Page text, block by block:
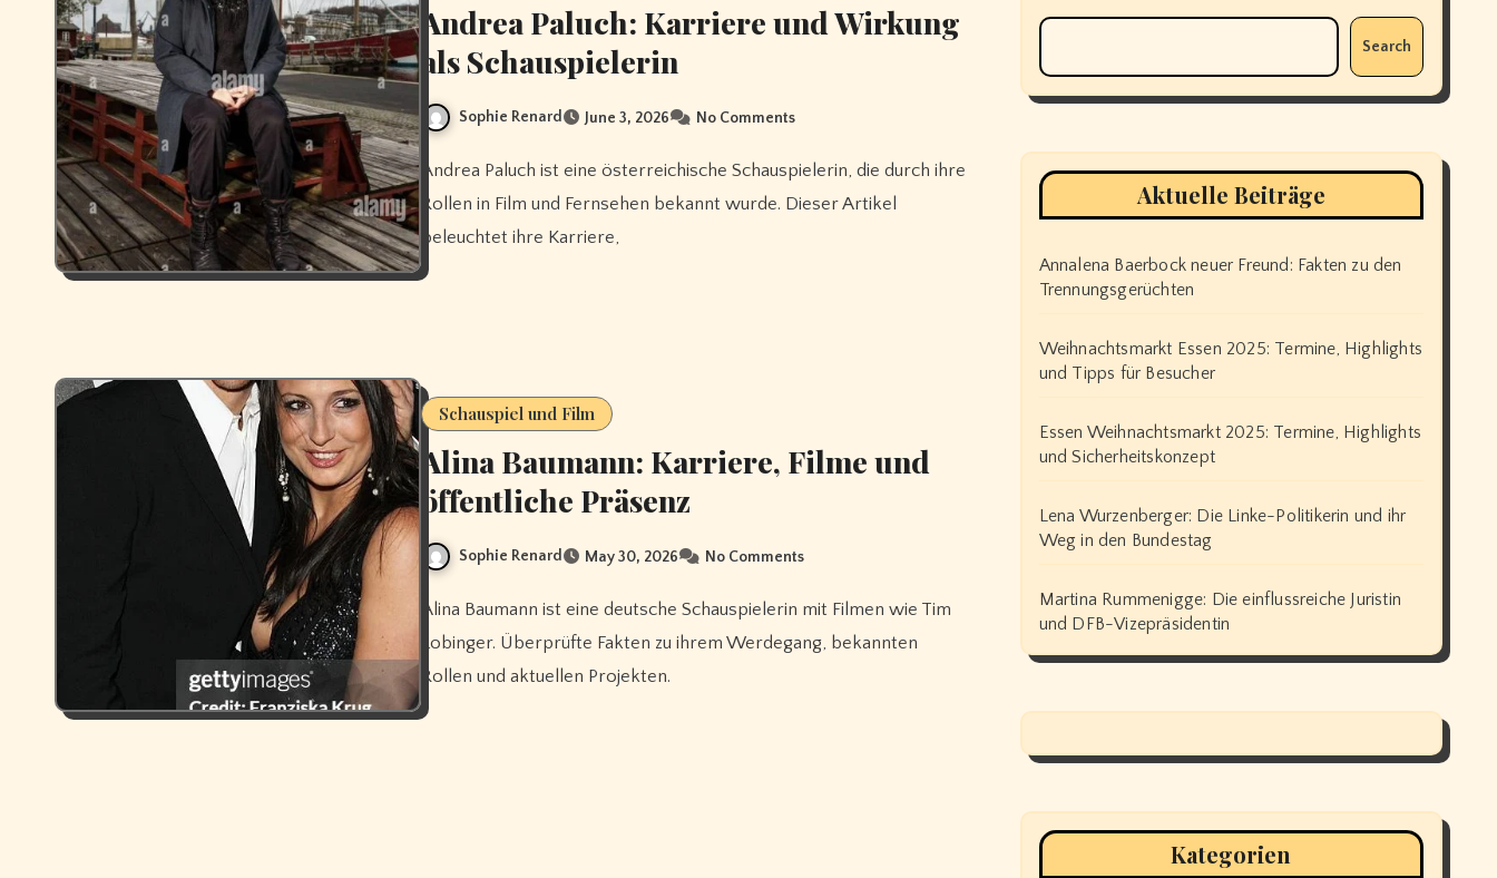
Andrea Paluch: Karriere und Wirkung
als Schauspielerin
Sophie Renard June 3, 2026 No Comments
Andrea Paluch ist eine österreichische Schauspielerin, die durch ihre
Rollen in Film und Fernsehen bekannt wurde. Dieser Artikel
beleuchtet ihre Karriere,
Schauspiel und Film
Alina Baumann: Karriere, Filme und
öffentliche Präsenz
Sophie Renard May 30, 2026 No Comments
Alina Baumann ist eine deutsche Schauspielerin mit Filmen wie Tim
Lobinger. Überprüfte Fakten zu ihrem Werdegang, bekannten
Rollen und aktuellen Projekten.
Search
Aktuelle Beiträge
Annalena Baerbock neuer Freund: Fakten zu den
Trennungsgerüchten
Weihnachtsmarkt Essen 2025: Termine, Highlights
und Tipps für Besucher
Essen Weihnachtsmarkt 2025: Termine, Highlights
und Sicherheitskonzept
Lena Wurzenberger: Die Linke-Politikerin und ihr
Weg in den Bundestag
Martina Rummenigge: Die einflussreiche Juristin
und DFB-Vizepräsidentin
Kategorien